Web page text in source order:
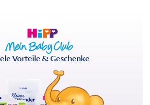
Vorteile & Geschenke